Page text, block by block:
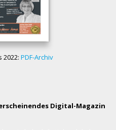
2022: PDF-Archiv
Digital-Magazin